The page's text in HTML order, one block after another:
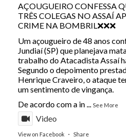
AÇOUGUEIRO CONFESSA
TRÊS COLEGAS NO ASSAÍ
CRIME NA BOMBRIL❌❌❌
Um açougueiro de 48 anos
Jundiaí (SP) que planejava
trabalho do Atacadista Assaí
Segundo o depoimento
Henrique Craveiro, o ataque
um sentimento de vingança.
De acordo com a in... See More
Video
View on Facebook · Share